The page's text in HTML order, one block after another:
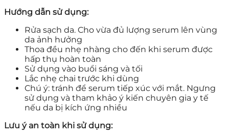
Hướng dẫn sử dụng:
Rửa sạch da. Cho vừa đủ lượng serum lên vùng
da ảnh hưởng
Thoa đều nhẹ nhàng cho đến khi serum được
hấp thụ hoàn toàn
Sử dụng vào buổi sáng và tối
Lắc nhẹ chai trước khi dùng
Chú ý: tránh để serum tiếp xúc với mắt. Ngưng
sử dụng và tham khảo ý kiến chuyên gia y tế
nếu da bị kích ứng nhiều
Lưu ý an toàn khi sử dụng: